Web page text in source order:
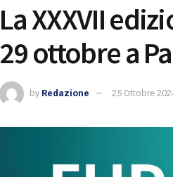
La XXXVII
29 ottobre a
by Redazione 25 Ottobre